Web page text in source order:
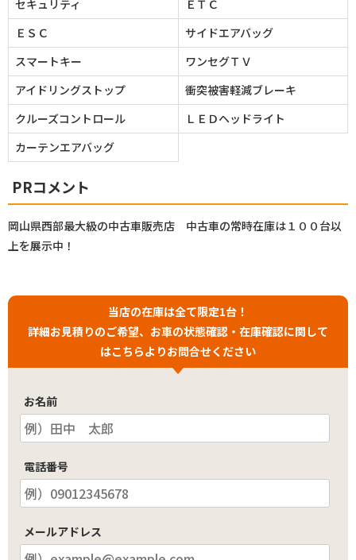
セキュリティ
ＥＴＣ
ＥＳＣ
サイドエアバッグ
スマートキー
ワンセグＴＶ
アイドリングストップ
衝突被害軽減ブレーキ
クルーズコントロール
ＬＥＤヘッドライト
カーテンエアバッグ
PRコメント
岡山県西部最大級の中古車販売店 中古車の常時在庫は１００台以
上を展示中！
当店の在庫は全て限定1台！
詳細お見積りのご希望、お車の状態確認・在庫確認に関して
はこちらよりお問合せください
お名前
電話番号
メールアドレス